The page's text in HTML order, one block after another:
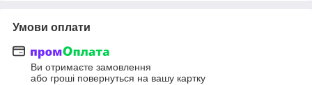
Умови оплати
Ви отримаєте замовлення
або гроші повернуться на вашу картку